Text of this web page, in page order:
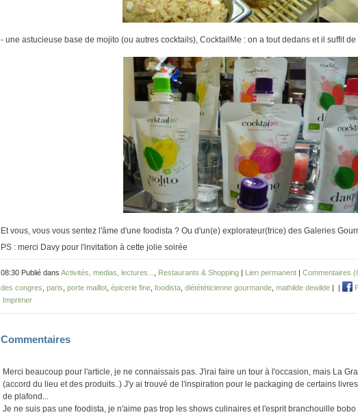
- une astucieuse base de mojito (ou autres cocktails), CocktailMe : on a tout dedans et il suffit
Et vous, vous vous sentez l'âme d'une foodista ? Ou d'un(e) explorateur(trice) des Galeries
PS : merci Davy pour l'invitation à cette jolie soirée
08:30 Publié dans Activités, medias, lectures... Restaurants & Shopping | Lien permanent | Commentaires
des congres paris porte maillot épicerie fine foodista diétététicienne gourmande mathilde dewilde | |
Imprimer
Commentaires
Merci beaucoup pour l'article, je ne connaissais pas. J'irai faire un tour à l'occasion, mais La
(accord du lieu et des produits..) J'y ai trouvé de l'inspiration pour le packaging de certains
de plafond...
Je ne suis pas une foodista, je n'aime pas trop les shows culinaires et l'esprit branchouille